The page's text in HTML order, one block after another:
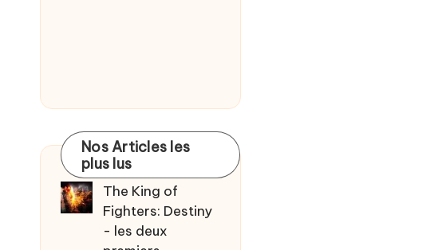
Nos Articles les
plus lus
The King of
Fighters: Destiny
- les deux